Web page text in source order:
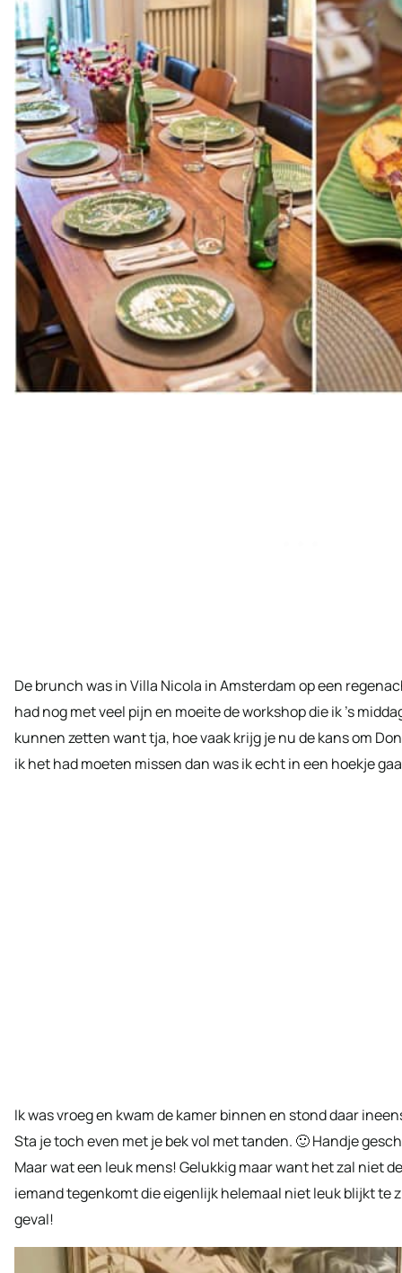
De brunch was in Villa Nicola in Amsterdam op een
had nog met veel pijn en moeite de workshop die ik ’s
kunnen zetten want tja, hoe vaak krijg je nu de kans om
ik het had moeten missen dan was ik echt in een hoekje
Ik was vroeg en kwam de kamer binnen en stond daar
Sta je toch even met je bek vol met tanden. 🙂 Handje
Maar wat een leuk mens! Gelukkig maar want het zal niet
iemand tegenkomt die eigenlijk helemaal niet leuk blijkt te
geval!